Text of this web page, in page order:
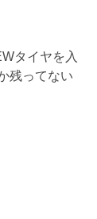
タイヤを入
残ってない